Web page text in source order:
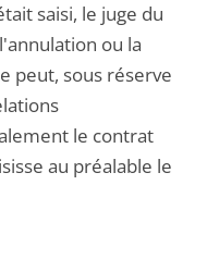
saisi, le juge du
ou la
peut, sous réserve
le contrat
au préalable le